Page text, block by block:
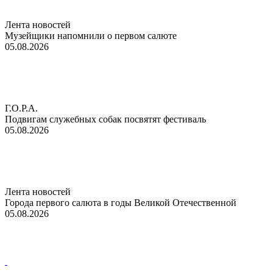
Лента новостей
Музейщики напомнили о первом салюте
05.08.2026
Г.О.Р.А.
Подвигам служебных собак посвятят фестиваль
05.08.2026
Лента новостей
Города первого салюта в годы Великой Отечественной
05.08.2026